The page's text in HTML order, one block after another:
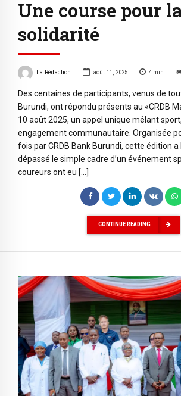
Une course pour
solidarité
La Rédaction août 11, 2025 4 min
Des centaines de participants, venus de
Burundi, ont répondu présents au «CRDB
10 août 2025, un appel unique mêlant
engagement communautaire. Organisée
fois par CRDB Bank Burundi, cette édition
dépassé le simple cadre d’un événement
coureurs ont eu […]
CONTINUE READING